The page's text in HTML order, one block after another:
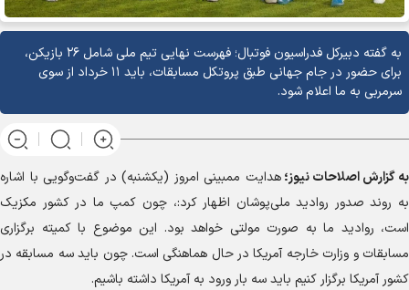
به گفته دبیرکل فدراسیون فوتبال؛ فهرست نهایی تیم ملی شامل ۲۶ بازیکن،
برای حضور در جام جهانی طبق پروتکل مسابقات، باید ۱۱ خرداد از سوی
سرمربی به ما اعلام شود.
به گزارشاصلاحات نیوز؛هدایت ممبینی امروز (یکشنبه) در گفت‌وگویی با اشاره
به روند صدور روادید ملی‌پوشان اظهار کرد:، چون کمپ ما در کشور مکزیک
است، روادید ما به صورت مولتی خواهد بود. این موضوع با کمیته برگزاری
مسابقات و وزارت خارجه آمریکا در حال هماهنگی است. چون باید سه مسابقه در
کشور آمریکا برگزار کنیم باید سه بار ورود به آمریکا داشته باشیم.